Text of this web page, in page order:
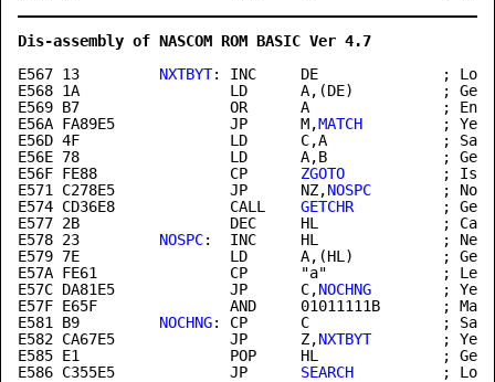
Dis-assembly of NASCOM ROM BASIC Ver
E567 13 NXTBYT: INC     DE              ; Look
E568 1A                 LD      A,(DE)          ; Get
E569 B7                 OR      A               ; End
E56A FA89E5             JP      M,MATCH
; Yes
E56D 4F                 LD      C,A             ;
E56E 78                 LD      A,B             ; Get
E56F FE88               CP ZGOTO
; Is
E571 C278E5             JP      NZ,NOSPC
; No
E574 CD36E8             CALL GETCHR
; Get
E577 2B                 DEC     HL              ;
E578 23 NOSPC:  INC     HL              ; Next
E579 7E                 LD      A,(HL)          ; Get
E57A FE61               CP      "a"             ; Less
E57C DA81E5             JP      C,NOCHNG
; Yes
E581
B9 NOCHNG: CP      C               ; Same
E582 CA67E5             JP      Z,NXTBYT
; Yes
E585 E1                 POP     HL              ; Get
E586 C355E5             JP SEARCH
;